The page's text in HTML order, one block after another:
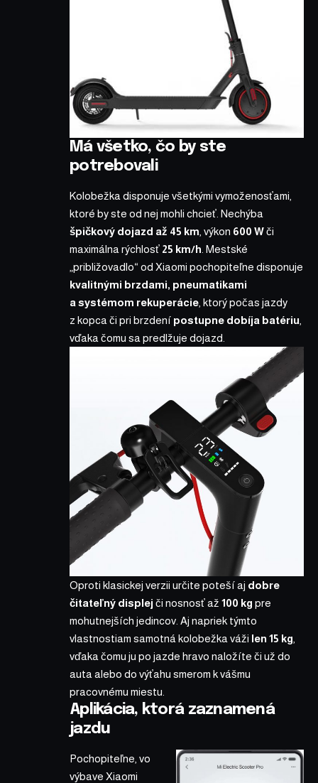
Má všetko, čo by ste
potrebovali
Kolobežka disponuje všetkými vymoženosťami,
ktoré by ste od nej mohli chcieť. Nechýba
špičkový dojazd až 45 km , výkon 600 Wči
maximálna rýchlosť 25 km/h . Mestské
„približovadlo“ od Xiaomi pochopiteľne disponuje
kvalitnými brzdami, pneumatikami
a systémom rekuperácie , ktorý počas jazdy
z kopca či pri brzdení postupne dobíja batériu
vďaka čomu sa predlžuje dojazd.
Oproti klasickej verzii určite poteší aj dobre
čitateľný displej či nosnosť až 100 kg pre
mohutnejších jedincov. Aj napriek týmto
vlastnostiam samotná kolobežka váži len 15 kg
vďaka čomu ju po jazde hravo naložíte či už do
auta alebo do výťahu smerom k vášmu
pracovnému miestu.
Aplikácia, ktorá zaznamená
jazdu
Pochopiteľne, vo
výbave Xiaomi